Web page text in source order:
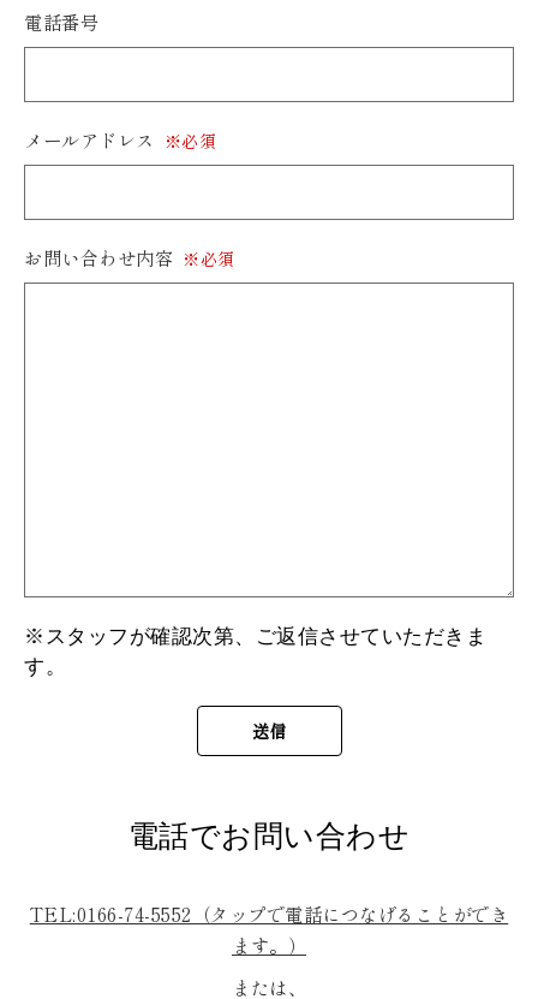
電話番号
メールアドレス ※必須
お問い合わせ内容 ※必須
※スタッフが確認次第、ご返信させていただきま
す。
電話でお問い合わせ
TEL:0166-74-5552（タップで電話につなげることができ
ます。）
または、